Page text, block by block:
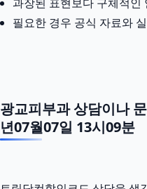
필요한 경우 공식 자료와
광교피부과 상담이나
년07월07일 13시09분